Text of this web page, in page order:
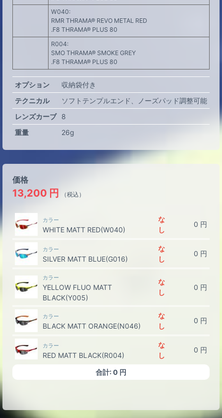
W040:
RMR THRAMA® REVO METAL RED
.F8 THRAMA® PLUS 80
R004:
SMO THRAMA® SMOKE GREY
.F8 THRAMA® PLUS 80
オプション
収納袋付き
テクニカル
ソフトテンプルエンド
ノーズパッド調整可能
レンズカーブ
8
重量
26g
価格
13,200 円 （税込）
カラー
WHITE MATT RED(W040)
な
し
0 円
カラー
SILVER MATT BLUE(G016)
な
し
0 円
カラー
YELLOW FLUO MATT
BLACK(Y005)
な
し
0 円
カラー
BLACK MATT ORANGE(N046)
な
し
0 円
カラー
RED MATT BLACK(R004)
な
し
0 円
な
合計:0 円